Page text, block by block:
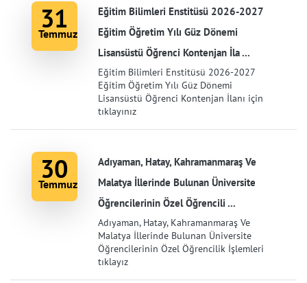
31
Temmuz
Eğitim Bilimleri Enstitüsü 2026-2027
Eğitim Öğretim Yılı Güz Dönemi
Lisansüstü Öğrenci Kontenjan İla ...
Eğitim Bilimleri Enstitüsü 2026-2027
Eğitim Öğretim Yılı Güz Dönemi
Lisansüstü Öğrenci Kontenjan İlanı için
tıklayınız
30
Temmuz
Adıyaman, Hatay, Kahramanmaraş Ve
Malatya İllerinde Bulunan Üniversite
Öğrencilerinin Özel Öğrencili ...
Adıyaman, Hatay, Kahramanmaraş Ve
Malatya İllerinde Bulunan Üniversite
Öğrencilerinin Özel Öğrencilik İşlemleri
tıklayız